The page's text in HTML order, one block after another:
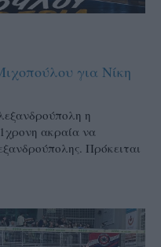
για Νίκη
η
ακραία να
Πρόκειται